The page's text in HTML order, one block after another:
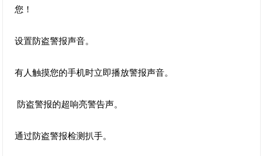
您！
设置防盗警报声音。
有人触摸您的手机时立即播放警报声音。
防盗警报的超响亮警告声。
通过防盗警报检测扒手。